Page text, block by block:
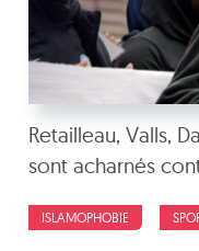
Retailleau, Valls,
sont acharnés
ISLAMOPHOBIE